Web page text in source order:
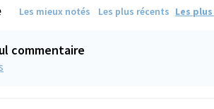
Les mieux notés Les plus récents Les
commentaire